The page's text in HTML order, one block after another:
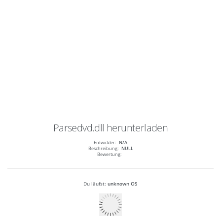
Parsedvd.dll herunterladen
Entwickler: N/A
Beschreibung: NULL
Bewertung:
Du läufst: unknown OS